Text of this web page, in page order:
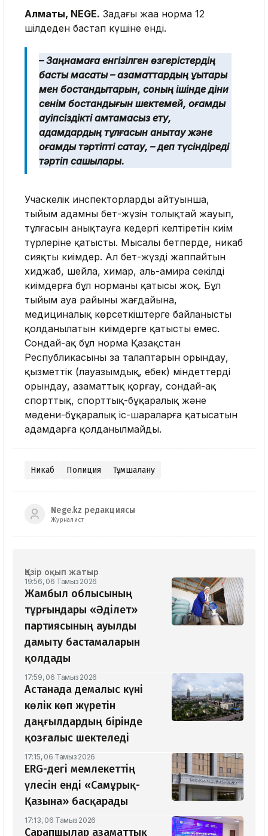
Алматы, NEGE. Заңдағы жаңа норма 12
шілдеден бастап күшіне енді.
– Заңнамаға енгізілген өзгерістердің
басты мақсаты – азаматтардың құқықтары
мен бостандықтарын, соның ішінде діни
сенім бостандығын шектемей, қоғамдық
қауіпсіздікті қамтамасыз ету,
адамдардың тұлғасын анықтау және
қоғамдық тәртіпті сақтау, – деп түсіндіреді
тәртіп сақшылары.
Учаскелік инспекторлардың айтуынша,
тыйым адамның бет-жүзін толықтай жауып,
тұлғасын анықтауға кедергі келтіретін киім
түрлеріне қатысты. Мысалы бетперде, никаб
сияқты киімдер. Ал бет-жүзді жаппайтын
хиджаб, шейла, химар, аль-амира секілді
киімдерға бұл норманың қатысы жоқ. Бұл
тыйым ауа райының жағдайына,
медициналық көрсеткіштерге байланысты
қолданылатын киімдерге қатысты емес.
Сондай-ақ бұл норма Қазақстан
Республикасының заң талаптарын орындау,
қызметтік (лауазымдық, еңбек) міндеттерді
орындау, азаматтық қорғау, сондай-ақ
спорттық, спорттық-бұқаралық және
мәдени-бұқаралық іс-шараларға қатысатын
адамдарға қолданылмайды.
Никаб Полиция Тұмшалану
Nege.kz редакциясы
Журналист
Қазір оқып жатыр
19:56, 06 Тамыз 2026
Жамбыл облысының
тұрғындары «Әділет»
партиясының ауылды
дамыту бастамаларын
қолдады
17:59, 06 Тамыз 2026
Астанада демалыс күні
көлік көп жүретін
даңғылдардың бірінде
қозғалыс шектеледі
17:15, 06 Тамыз 2026
ERG-дегі мемлекеттің
үлесін енді «Самұрық-
Қазына» басқарады
17:13, 06 Тамыз 2026
Сарапшылар азаматтық